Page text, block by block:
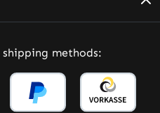
methods: